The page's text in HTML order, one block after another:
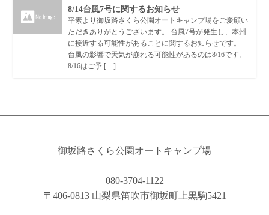
8/14台風7号に関するお知らせ
平素より御坂路さくら公園オートキャンプ場をご愛顧い
ただきありがとうございます。 台風7号が発生し、本州
に接近する可能性があることに関するお知らせです。
台風の影響で天気が崩れる可能性があるのは8/16です。
8/16はご予 […]
御坂路さくら公園オートキャンプ場
080-3704-1122
〒406-0813 山梨県笛吹市御坂町上黒駒5421